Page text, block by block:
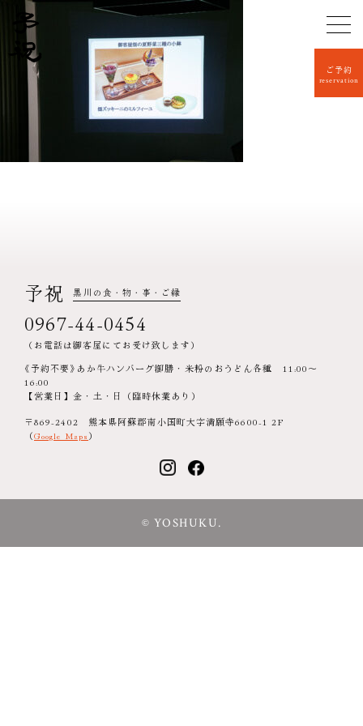
ご予約
reservation
予祝 黒川の食・物・事・ご縁
0967-44-0454
（お電話は御客屋にてお受け致します）
《予約不要》あか牛ハンバーグ御膳・米粉のおうどん各種 11:00～
16:00
【営業日】金・土・日（臨時休業あり）
〒869-2402 熊本県阿蘇郡南小国町大字満願寺6600-1 2F
（Google Maps）
© YOSHUKU.